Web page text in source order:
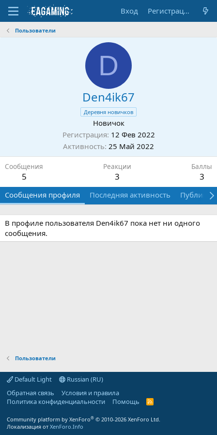
Вход Регистрация
Пользователи
D
Den4ik67
Деревня новичков
Новичок
Регистрация 12 Фев 2022
Активность 25 Май 2022
Сообщения
5
Реакции
3
Баллы
3
Сообщения профиля Последняя активность
В профиле пользователя Den4ik67 пока нет ни одного
сообщения.
Пользователи
Default Light
Russian (RU)
Обратная связь
Условия и правила
Политика конфиденциальности
Помощь
R
Community platform by XenForo® © 2010-2026 XenForo Ltd.
Локализация от XenForo.Info